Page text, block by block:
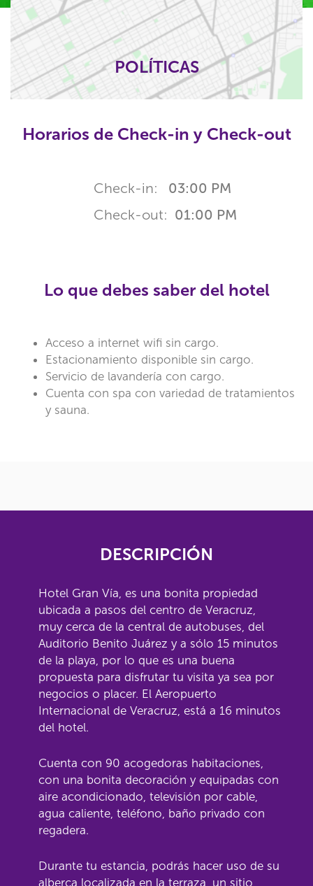
POLÍTICAS
Horarios de Check-in y Check-out
Check-in: 03:00 PM
Check-out: 01:00 PM
Lo que debes saber del hotel
Acceso a internet wifi sin cargo.
Estacionamiento disponible sin cargo.
Servicio de lavandería con cargo.
Cuenta con spa con variedad de tratamientos
y sauna.
DESCRIPCIÓN
Hotel Gran Vía, es una bonita propiedad
ubicada a pasos del centro de Veracruz,
muy cerca de la central de autobuses, del
Auditorio Benito Juárez y a sólo 15 minutos
de la playa, por lo que es una buena
propuesta para disfrutar tu visita ya sea por
negocios o placer. El Aeropuerto
Internacional de Veracruz, está a 16 minutos
del hotel.
Cuenta con 90 acogedoras habitaciones,
con una bonita decoración y equipadas con
aire acondicionado, televisión por cable,
agua caliente, teléfono, baño privado con
regadera.
Durante tu estancia, podrás hacer uso de su
alberca localizada en la terraza, un sitio